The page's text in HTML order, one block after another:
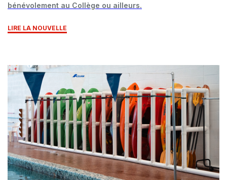
bénévolement au Collège ou ailleurs.
LIRE LA NOUVELLE